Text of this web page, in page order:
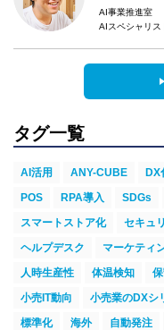
AI事業推進室
AIスペシャリス
タグ一覧
AI活用 ANY-CUBE DX
POS
RPA導入 SDGs
スマートストア化
セキュ
ヘルプデスク
マーケティ
人時生産性
体温検知
小売IT動向
小売業のDXシ
標準化
海外 自動発注